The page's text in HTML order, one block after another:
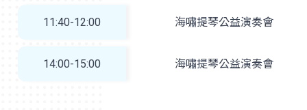
11:40-12:00 海嘯提琴公益演奏會
14:00-15:00 海嘯提琴公益演奏會